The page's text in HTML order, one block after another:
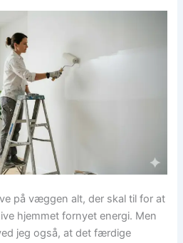
på væggen alt, der skal til for at
hjemmet fornyet energi. Men
jeg også, at det færdige